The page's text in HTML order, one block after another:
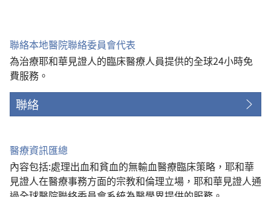
聯絡本地醫院聯絡委員會代表
為治療耶和華見證人的臨床醫療人員提供的全球24小時免
費服務。
聯絡
醫療資訊匯總
內容包括:處理出血和貧血的無輸血醫療臨床策略，耶和華
見證人在醫療事務方面的宗教和倫理立場，耶和華見證人通